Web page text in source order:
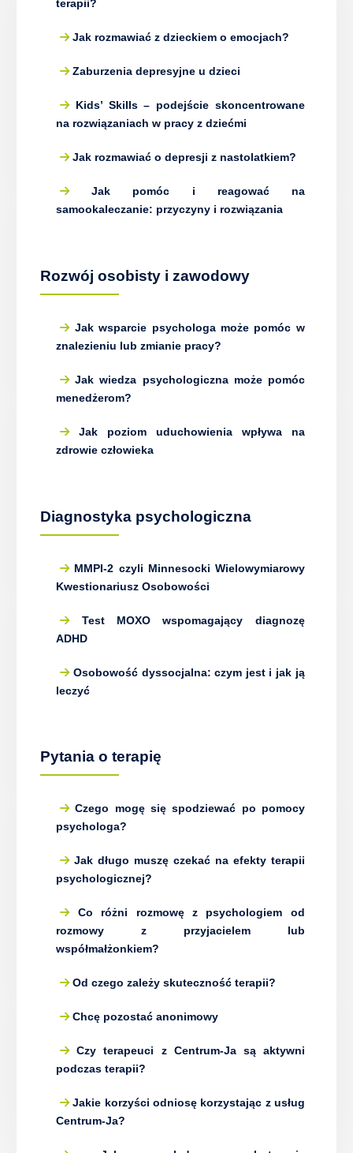
terapii?
Jak rozmawiać z dzieckiem o emocjach?
Zaburzenia depresyjne u dzieci
Kids’ Skills – podejście skoncentrowane
na rozwiązaniach w pracy z dziećmi
Jak rozmawiać o depresji z nastolatkiem?
Jak pomóc i reagować na
samookaleczanie: przyczyny i rozwiązania
Rozwój osobisty i zawodowy
Jak wsparcie psychologa może pomóc w
znalezieniu lub zmianie pracy?
Jak wiedza psychologiczna może pomóc
menedżerom?
Jak poziom uduchowienia wpływa na
zdrowie człowieka
Diagnostyka psychologiczna
MMPI-2 czyli Minnesocki Wielowymiarowy
Kwestionariusz Osobowości
Test MOXO wspomagający diagnozę
ADHD
Osobowość dyssocjalna: czym jest i jak ją
leczyć
Pytania o terapię
Czego mogę się spodziewać po pomocy
psychologa?
Jak długo muszę czekać na efekty terapii
psychologicznej?
Co różni rozmowę z psychologiem od
rozmowy z przyjacielem lub
współmałżonkiem?
Od czego zależy skuteczność terapii?
Chcę pozostać anonimowy
Czy terapeuci z Centrum-Ja są aktywni
podczas terapii?
Jakie korzyści odniosę korzystając z usług
Centrum-Ja?